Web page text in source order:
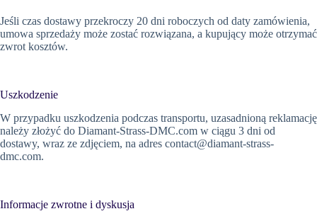
Jeśli czas dostawy przekroczy 20 dni roboczych od daty zamówienia,
umowa sprzedaży może zostać rozwiązana, a kupujący może otrzymać
zwrot kosztów.
Uszkodzenie
W przypadku uszkodzenia podczas transportu, uzasadnioną reklamację
należy złożyć do Diamant-Strass-DMC.com w ciągu 3 dni od
dostawy, wraz ze zdjęciem, na adres contact@diamant-strass-
dmc.com.
Informacje zwrotne i dyskusja